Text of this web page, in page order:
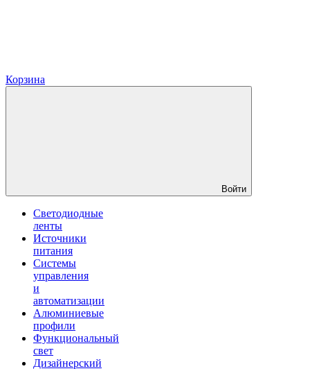
Корзина
Войти
Светодиодные
ленты
Источники
питания
Системы
управления
и
автоматизации
Алюминиевые
профили
Функциональный
свет
Дизайнерский